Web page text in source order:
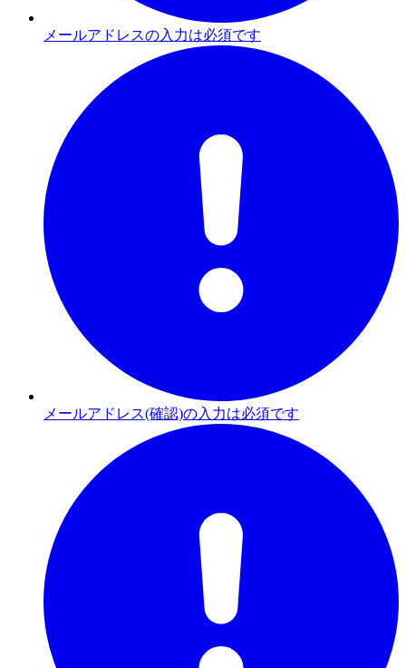
メールアドレスの入力は必須です
メールアドレス(確認)の入力は必須です